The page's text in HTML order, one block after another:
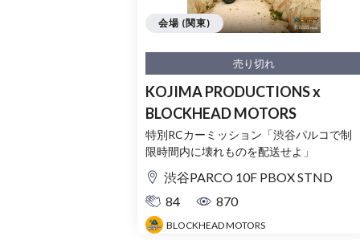
売り切れ
KOJIMA PRODUCTIONS x
BLOCKHEAD MOTORS
特別RCカーミッション「渋谷パルコで制
限時間内に壊れものを配送せよ」
渋谷PARCO 10F PBOX STND
84
870
BLOCKHEAD MOTORS
会場 (関東)